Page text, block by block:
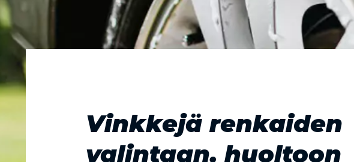
Vinkkejä renkaiden
valintaan, huoltoon